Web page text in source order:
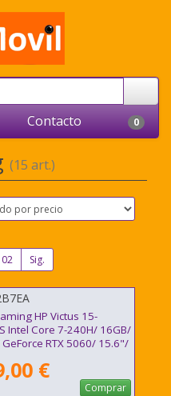
Contacto 0
(15 art.)
02 Sig.
HP Victus 15-
Intel Core 7-240H/ 16GB/
GeForce RTX 5060/ 15.6"/
€
Comprar